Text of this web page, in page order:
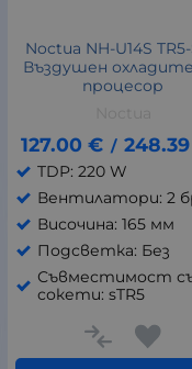
Noctua NH-U14S
Въздушен
процесор
127.00 € / 248.39
TDP: 220 W
Вентилатори: 2
Височина: 165 мм
Подсветка: Без
Съвместимост
сокети: sTR5